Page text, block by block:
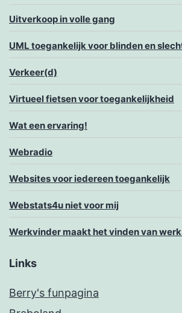
Uitverkoop in volle gang
UML toegankelijk voor blinden en
Verkeer(d)
Virtueel fietsen voor toegankelijkheid
Wat een ervaring!
Webradio
Websites voor iedereen toegankelijk
Webstats4u niet voor mij
Werkvinder maakt het vinden van
Links
Berry's funpagina